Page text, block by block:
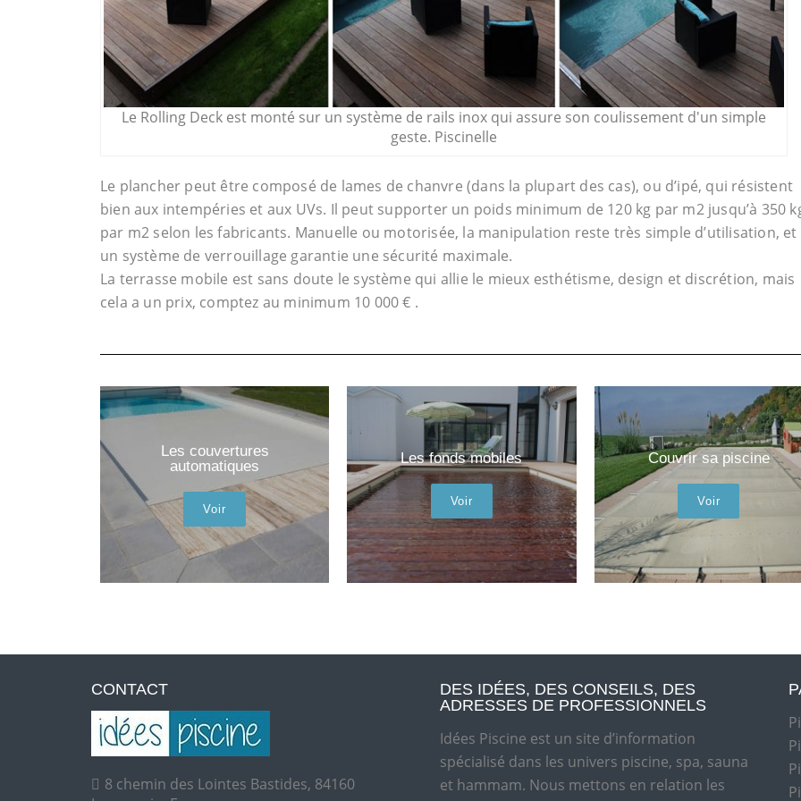
Le Rolling Deck est monté sur un système de rails inox qui assure son coulissement d'un simple
geste. Piscinelle
Le plancher peut être composé de lames de chanvre (dans la plupart des cas), ou d’ipé, qui résistent
bien aux intempéries et aux UVs. Il peut supporter un poids minimum de 120 kg par m2 jusqu’à 350
par m2 selon les fabricants. Manuelle ou motorisée, la manipulation reste très simple d’utilisation, et
un système de verrouillage garantie une sécurité maximale.
La terrasse mobile est sans doute le système qui allie le mieux esthétisme, design et discrétion, mais
cela a un prix, comptez au minimum 10 000 € .
Les couvertures
automatiques
Voir
Les fonds mobiles
Voir
Couvrir sa piscine
Voir
CONTACT
8 chemin des Lointes Bastides, 84160
DES IDÉES, DES CONSEILS, DES
ADRESSES DE PROFESSIONNELS
Idées Piscine est un site d’information
spécialisé dans les univers piscine, spa, sauna
et hammam. Nous mettons en relation les